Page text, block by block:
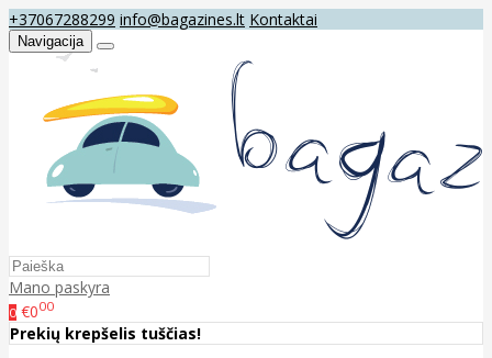
+37067288299 info@bagazines.lt Kontaktai
Navigacija
Mano paskyra
0 €000
Prekių krepšelis tuščias!